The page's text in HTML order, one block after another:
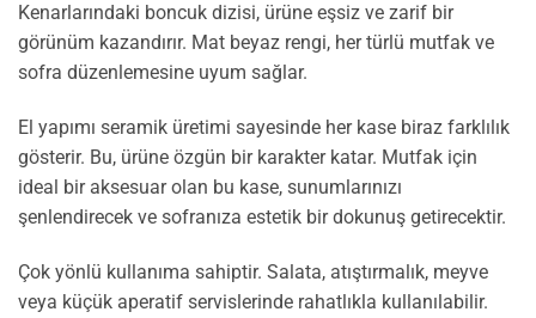
Kenarlarındaki boncuk dizisi, ürüne eşsiz ve zarif bir
görünüm kazandırır. Mat beyaz rengi, her türlü mutfak ve
sofra düzenlemesine uyum sağlar.
El yapımı seramik üretimi sayesinde her kase biraz farklılık
gösterir. Bu, ürüne özgün bir karakter katar. Mutfak için
ideal bir aksesuar olan bu kase, sunumlarınızı
şenlendirecek ve sofranıza estetik bir dokunuş getirecektir.
Çok yönlü kullanıma sahiptir. Salata, atıştırmalık, meyve
veya küçük aperatif servislerinde rahatlıkla kullanılabilir.